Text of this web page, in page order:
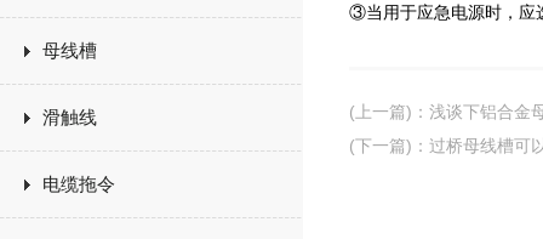
母线槽
滑触线
电缆拖令
③当用于应急电源时，应
(上一篇) ： 浅谈下铝合金
(下一篇) ： 过桥母线槽可